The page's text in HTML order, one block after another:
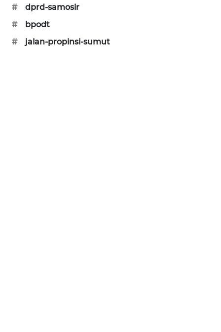
#
dprd-samosir
#
bpodt
#
jalan-propinsi-sumut